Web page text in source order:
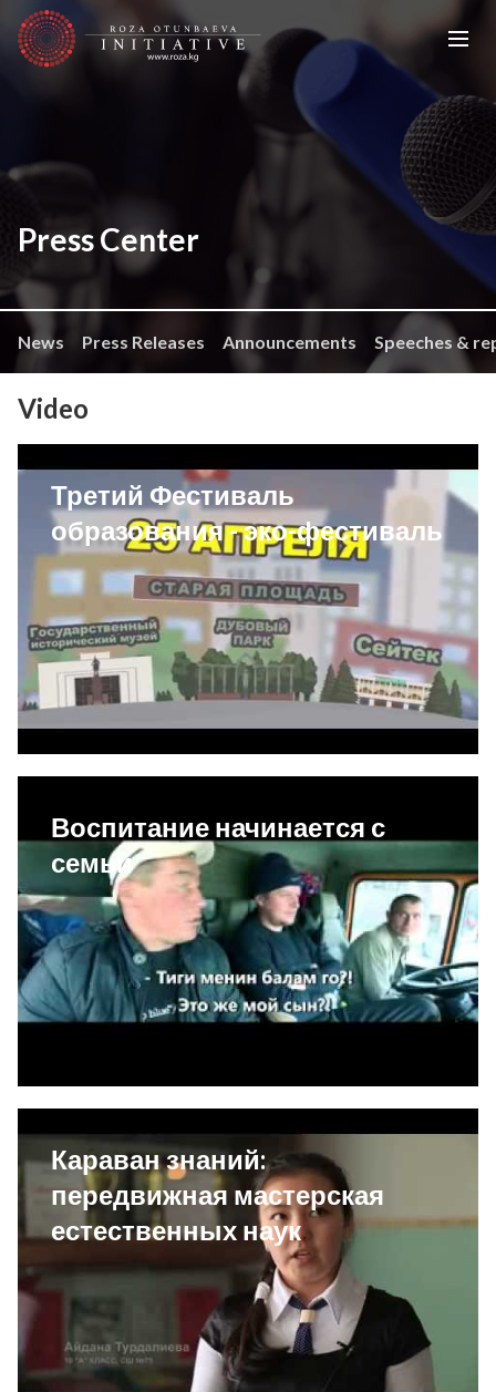
Press Center
News Press Releases Announcements Speeches &
Video
Третий Фестиваль
образования - эко-фестиваль
Воспитание начинается с
семьи
Караван знаний:
передвижная мастерская
естественных наук